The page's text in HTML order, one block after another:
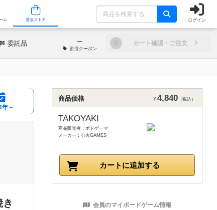
人気ボードゲーム 通販ストア ログイン
委託品 ─
割引 クーポン
0 カート確認・ご注文
～
商品価格 ¥4,840 （税込）
TAKOYAKI
商品販売者：ボドゲーマ
メーカー：心火GAMES
カートに追加する
会員のマイボードゲーム情報